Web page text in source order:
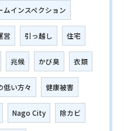
ムインスペクション
営 引っ越し 住宅
兆候 かび臭 衣類
低い方々 健康被害
Nago City 除カビ